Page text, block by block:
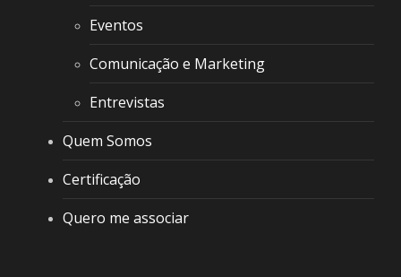
Eventos
Comunicação e Marketing
Entrevistas
Quem Somos
Certificação
Quero me associar